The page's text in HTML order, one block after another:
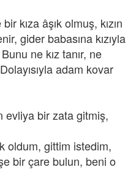
kıza âşık olmuş, kızın
gider babasına kızıyla
ne kız tanır, ne
adam kovar
evliya bir zata gitmiş,
oldum, gittim istedim,
bir çare bulun, beni o